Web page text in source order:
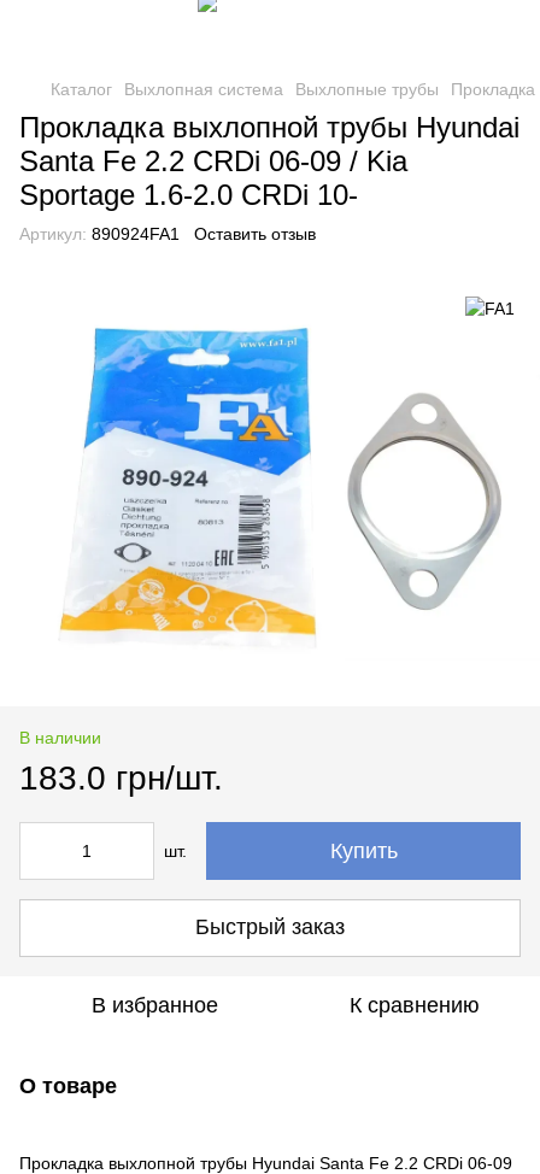
Каталог Выхлопная система Выхлопные трубы
Прокладка выхлопной трубы Hyundai
Santa Fe 2.2 CRDi 06-09 / Kia
Sportage 1.6-2.0 CRDi 10-
Артикул: 890924FA1 Оставить отзыв
В наличии
183.0 грн/шт.
шт. Купить
Быстрый заказ
В избранное К сравнению
О товаре
Прокладка выхлопной трубы Hyundai Santa Fe 2.2 CRDi 06-09